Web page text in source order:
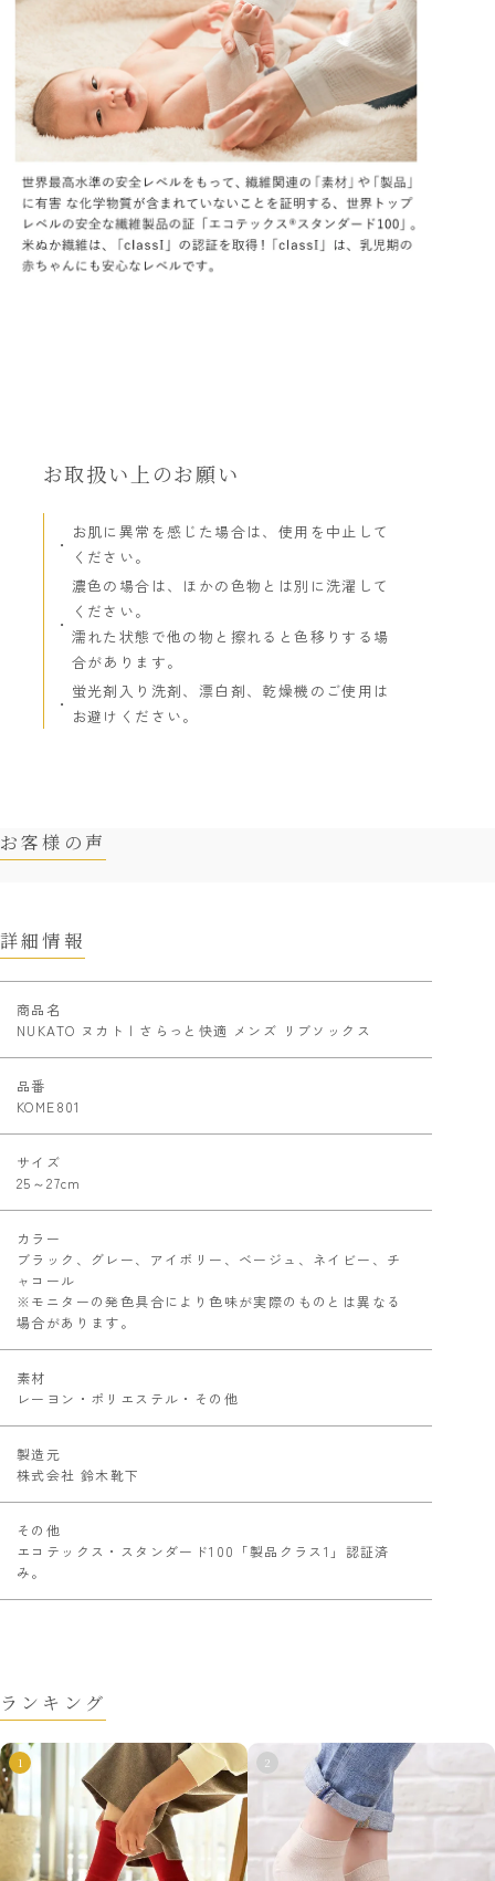
お取扱い上のお願い
お肌に異常を感じた場合は、使用を中止して
ください。
濃色の場合は、ほかの色物とは別に洗濯して
ください。
濡れた状態で他の物と擦れると色移りする場
合があります。
蛍光剤入り洗剤、漂白剤、乾燥機のご使用は
お避けください。
お客様の声
詳細情報
商品名
NUKATO ヌカト | さらっと快適 メンズ リブソックス
品番
KOME801
サイズ
25～27cm
カラー
ブラック、グレー、アイボリー、ベージュ、ネイビー、チ
ャコール
※モニターの発色具合により色味が実際のものとは異なる
場合があります。
素材
レーヨン・ポリエステル・その他
製造元
株式会社 鈴木靴下
その他
エコテックス・スタンダード100「製品クラス1」認証済
み。
ランキング